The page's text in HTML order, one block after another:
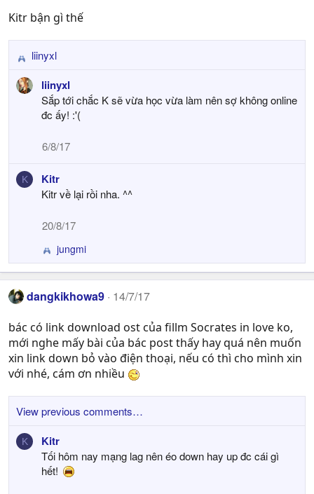
i
o
n
s
:
Kitr bận gì thế
R
e
a
s
liinyxl
liinyxl
Sắp tới chắc K sẽ vừa học vừa làm nên sợ không online
đc ấy! :'(
6/8/17
K Kitr
Kitr về lại rồi nha. ^^
20/8/17
R
e
a
c
o
n
s
:
jungmi
dangkikhowa9 14/7/17
bác có link download ost của fillm Socrates in love ko,
mới nghe mấy bài của bác post thấy hay quá nên muốn
xin link down bỏ vào điện thoại, nếu có thì cho mình xin
với nhé, cám ơn nhiều
View previous comments…
K Kitr
Tối hôm nay mạng lag nên éo down hay up đc cái gì
hết!